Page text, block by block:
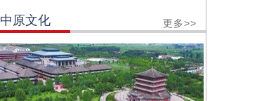
中原文化 更多>>